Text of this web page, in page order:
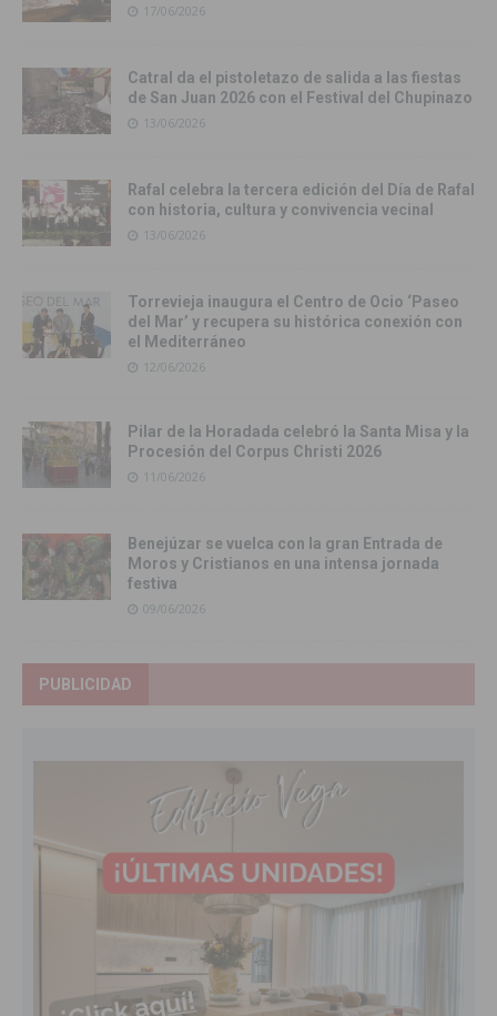
17/06/2026
Catral da el pistoletazo de salida a las fiestas
de San Juan 2026 con el Festival del Chupinazo
13/06/2026
Rafal celebra la tercera edición del Día de Rafal
con historia, cultura y convivencia vecinal
13/06/2026
Torrevieja inaugura el Centro de Ocio ‘Paseo
del Mar’ y recupera su histórica conexión con
el Mediterráneo
12/06/2026
Pilar de la Horadada celebró la Santa Misa y la
Procesión del Corpus Christi 2026
11/06/2026
Benejúzar se vuelca con la gran Entrada de
Moros y Cristianos en una intensa jornada
festiva
09/06/2026
PUBLICIDAD